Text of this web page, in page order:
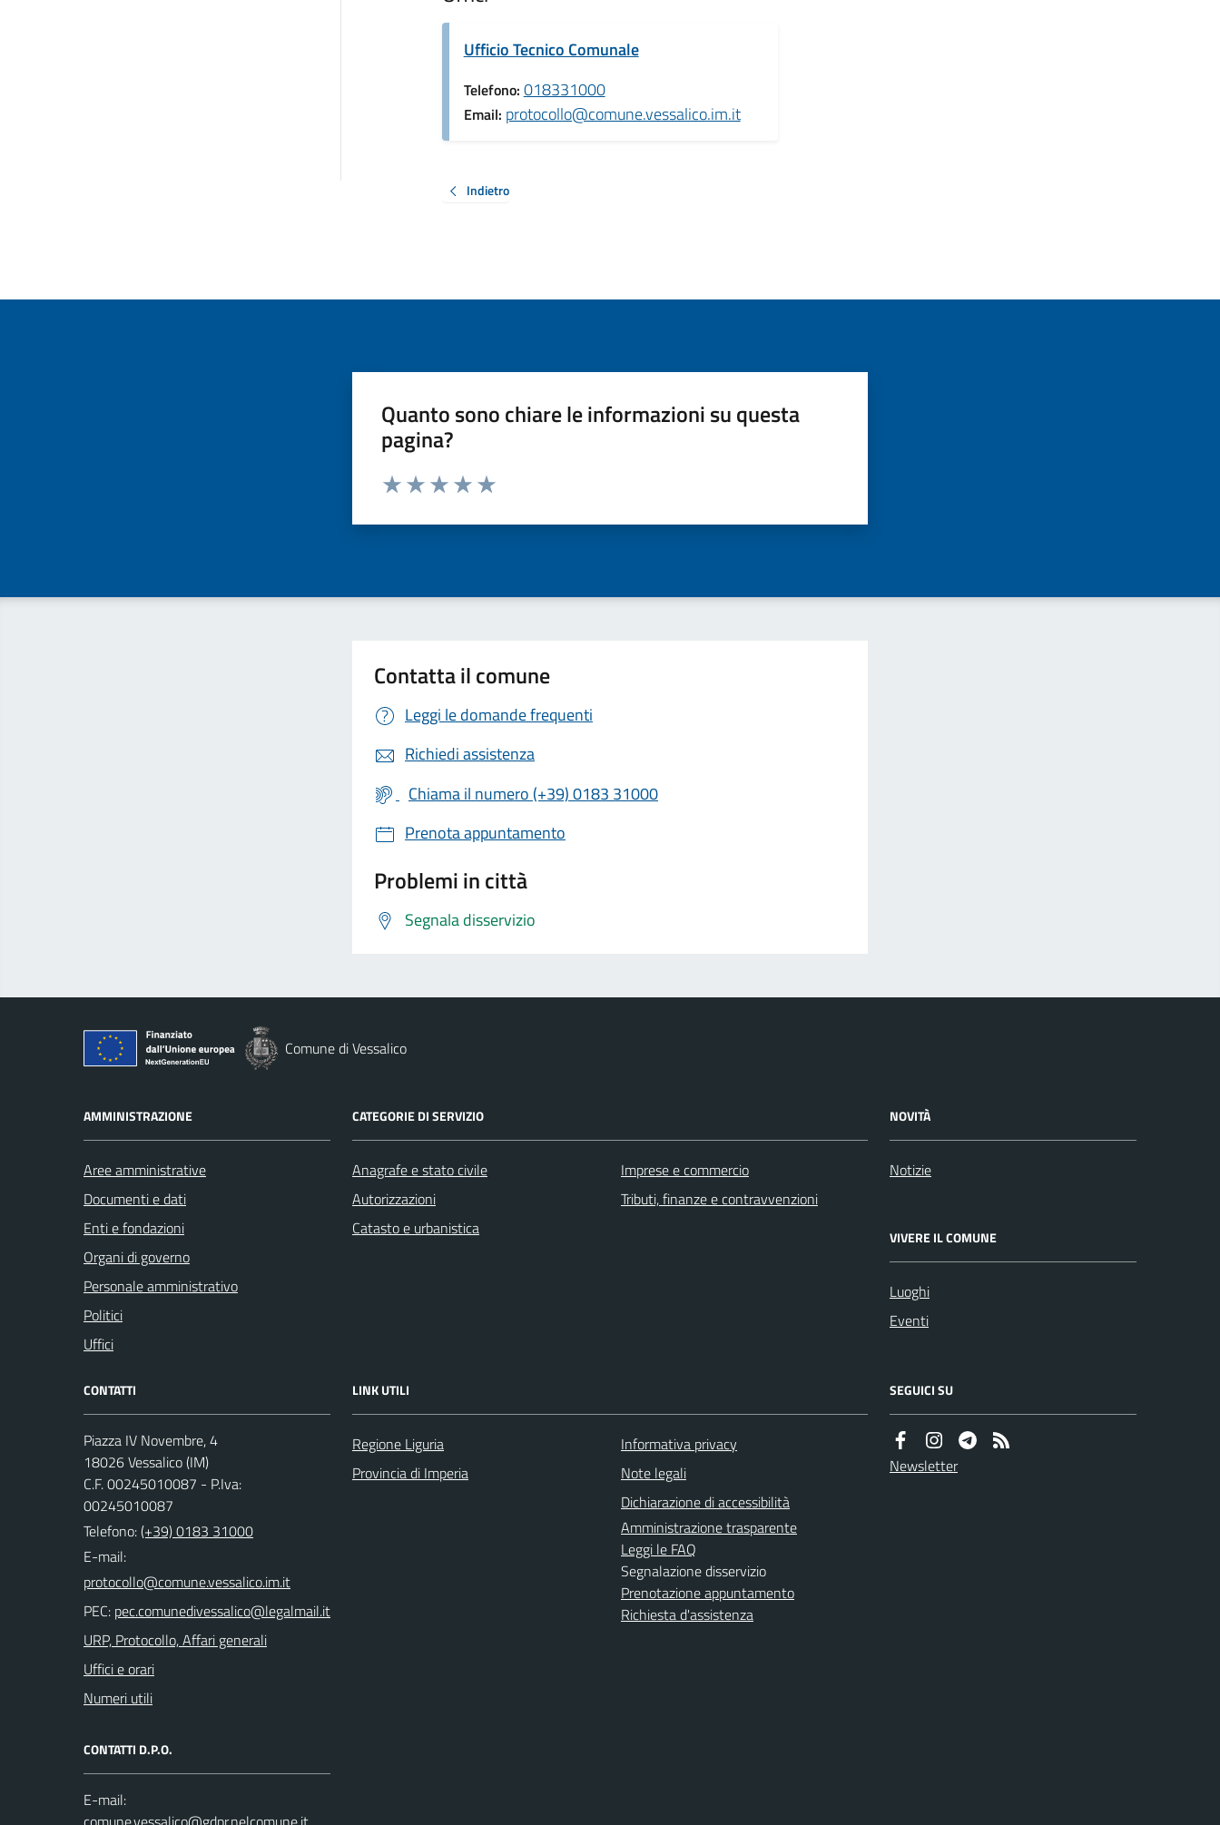
Ufficio Tecnico Comunale
Telefono: 018331000
Email: protocollo@comune.vessalico.im.it
Indietro
Quanto sono chiare le informazioni su questa
pagina?
Valuta da 1 a 5 stelle la pagina
Contatta il comune
Leggi le domande frequenti
Richiedi assistenza
Chiama il numero (+39) 0183 31000
Prenota appuntamento
Problemi in città
Segnala disservizio
Comune di Vessalico
AMMINISTRAZIONE
Aree amministrative
Documenti e dati
Enti e fondazioni
Organi di governo
Personale amministrativo
Politici
Uffici
CATEGORIE DI SERVIZIO
Anagrafe e stato civile
Autorizzazioni
Catasto e urbanistica
Imprese e commercio
Tributi, finanze e contravvenzioni
NOVITÀ
Notizie
VIVERE IL COMUNE
Luoghi
Eventi
CONTATTI
Piazza IV Novembre, 4
18026 Vessalico (IM)
C.F. 00245010087 - P.Iva:
00245010087
Telefono:(+39) 0183 31000
E-mail:
PEC:
URP, Protocollo, Affari generali
Uffici e orari
Numeri utili
CONTATTI D.P.O.
E-mail:
LINK UTILI
Regione Liguria
Provincia di Imperia
Informativa privacy
Note legali
Dichiarazione di accessibilità
Amministrazione trasparente
Leggi le FAQ
Segnalazione disservizio
Prenotazione appuntamento
Richiesta d'assistenza
SEGUICI SU
Newsletter